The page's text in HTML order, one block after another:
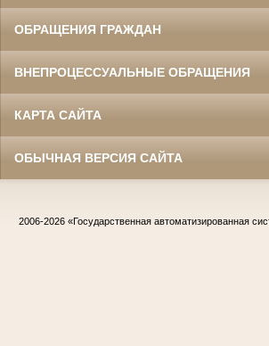
ОБРАЩЕНИЯ ГРАЖДАН
ВНЕПРОЦЕССУАЛЬНЫЕ ОБРАЩЕНИЯ
КАРТА САЙТА
ОБЫЧНАЯ ВЕРСИЯ САЙТА
2006-2026 «Государственная автоматизированная